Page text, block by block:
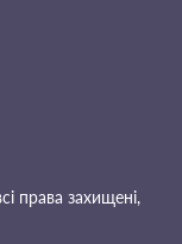
права захищені,